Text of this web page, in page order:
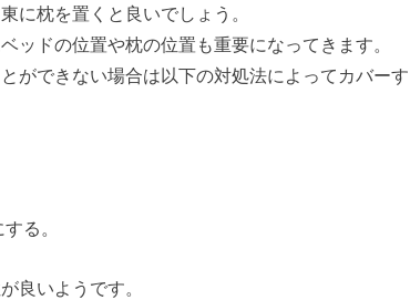
に枕を置くと良いでしょう。
ッドの位置や枕の位置も重要になってきます。
ができない場合は以下の対処法によってカバーす
る。
良いようです。